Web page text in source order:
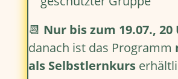
📆 Nur bis zum 19.07., 20
danach ist das Programm
als Selbstlernkurs